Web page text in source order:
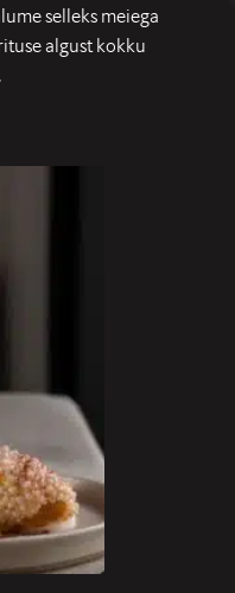
selleks meiega
algust kokku